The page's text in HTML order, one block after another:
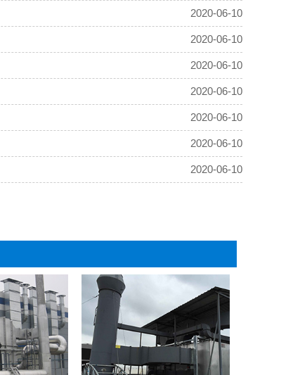
2020-06-10
2020-06-10
2020-06-10
2020-06-10
2020-06-10
2020-06-10
2020-06-10